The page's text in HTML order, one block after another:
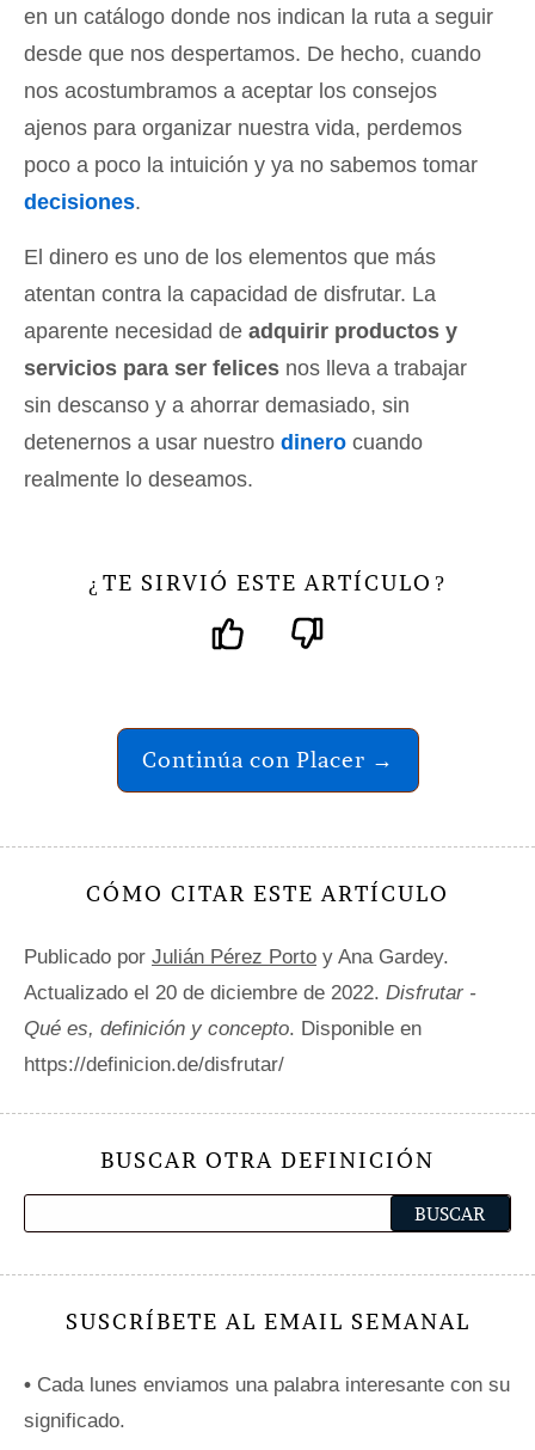
en un catálogo donde nos indican la ruta a seguir
desde que nos despertamos. De hecho, cuando
nos acostumbramos a aceptar los consejos
ajenos para organizar nuestra vida, perdemos
poco a poco la intuición y ya no sabemos tomar
decisiones.
El dinero es uno de los elementos que más
atentan contra la capacidad de disfrutar. La
aparente necesidad de adquirir productos y
servicios para ser felices nos lleva a trabajar
sin descanso y a ahorrar demasiado, sin
detenernos a usar nuestro dinero cuando
realmente lo deseamos.
¿ TE SIRVIÓ ESTE ARTÍCULO ?
Continúa con Placer →
CÓMO CITAR ESTE ARTÍCULO
Publicado por Julián Pérez Porto y Ana Gardey.
Actualizado el 20 de diciembre de 2022. Disfrutar -
Qué es, definición y concepto. Disponible en
https://definicion.de/disfrutar/
BUSCAR OTRA DEFINICIÓN
SUSCRÍBETE AL EMAIL SEMANAL
• Cada lunes enviamos una palabra interesante con su
significado.